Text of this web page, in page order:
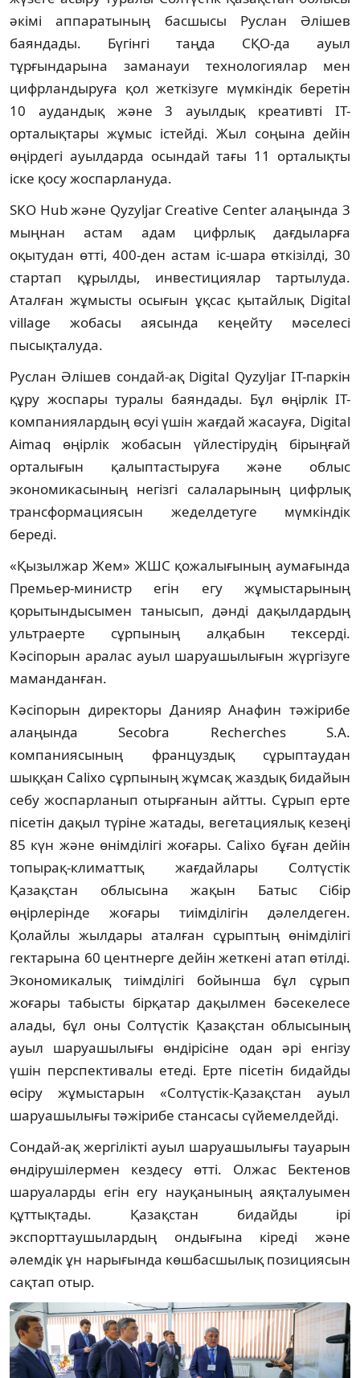
әкімі аппаратының басшысы Руслан Әлішев
баяндады. Бүгінгі таңда СҚО-да ауыл
тұрғындарына заманауи технологиялар мен
цифрландыруға қол жеткізуге мүмкіндік беретін
10 аудандық және 3 ауылдық креативті IT-
орталықтары жұмыс істейді. Жыл соңына дейін
өңірдегі ауылдарда осындай тағы 11 орталықты
іске қосу жоспарлануда.
SKO Hub және Qyzyljar Creative Center алаңында 3
мыңнан астам адам цифрлық дағдыларға
оқытудан өтті, 400-ден астам іс-шара өткізілді, 30
стартап құрылды, инвестициялар тартылуда.
Аталған жұмысты осығын ұқсас қытайлық Digital
village жобасы аясында кеңейту мәселесі
пысықталуда.
Руслан Әлішев сондай-ақ Digital Qyzyljar IT-паркін
құру жоспары туралы баяндады. Бұл өңірлік IT-
компаниялардың өсуі үшін жағдай жасауға, Digital
Aimaq өңірлік жобасын үйлестірудің бірыңғай
орталығын қалыптастыруға және облыс
экономикасының негізгі салаларының цифрлық
трансформациясын жеделдетуге мүмкіндік
береді.
«Қызылжар Жем» ЖШС қожалығының аумағында
Премьер-министр егін егу жұмыстарының
қорытындысымен танысып, дәнді дақылдардың
ультраерте сұрпының алқабын тексерді.
Кәсіпорын аралас ауыл шаруашылығын жүргізуге
маманданған.
Кәсіпорын директоры Данияр Анафин тәжірибе
алаңында Secobra Recherches S.A.
компаниясының француздық сұрыптаудан
шыққан Calixo сұрпының жұмсақ жаздық бидайын
себу жоспарланып отырғанын айтты. Сұрып ерте
пісетін дақыл түріне жатады, вегетациялық кезеңі
85 күн және өнімділігі жоғары. Calixo бұған дейін
топырақ-климаттық жағдайлары Солтүстік
Қазақстан облысына жақын Батыс Сібір
өңірлерінде жоғары тиімділігін дәлелдеген.
Қолайлы жылдары аталған сұрыптың өнімділігі
гектарына 60 центнерге дейін жеткені атап өтілді.
Экономикалық тиімділігі бойынша бұл сұрып
жоғары табысты бірқатар дақылмен бәсекелесе
алады, бұл оны Солтүстік Қазақстан облысының
ауыл шаруашылығы өндірісіне одан әрі енгізу
үшін перспективалы етеді. Ерте пісетін бидайды
өсіру жұмыстарын «Солтүстік-Қазақстан ауыл
шаруашылығы тәжірибе стансасы сүйемелдейді.
Сондай-ақ жергілікті ауыл шаруашылығы тауарын
өндірушілермен кездесу өтті. Олжас Бектенов
шаруаларды егін егу науқанының аяқталуымен
құттықтады. Қазақстан бидайды ірі
экспорттаушылардың ондығына кіреді және
әлемдік ұн нарығында көшбасшылық позициясын
сақтап отыр.